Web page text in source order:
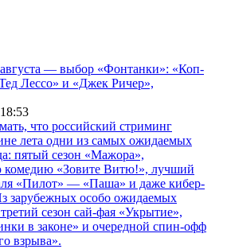
августа — выбор «Фонтанки»: «Коп-
Лессо» и «Джек Ричер»,
18:53
что российский стриминг
лета одни из самых ожидаемых
пятый сезон «Мажора»,
комедию «Зовите Витю!», лучший
«Пилот» — «Паша» и даже кибер-
зарубежных особо ожидаемых
сезон сай-фая «Укрытие»,
в законе» и очередной спин-офф
взрыва».